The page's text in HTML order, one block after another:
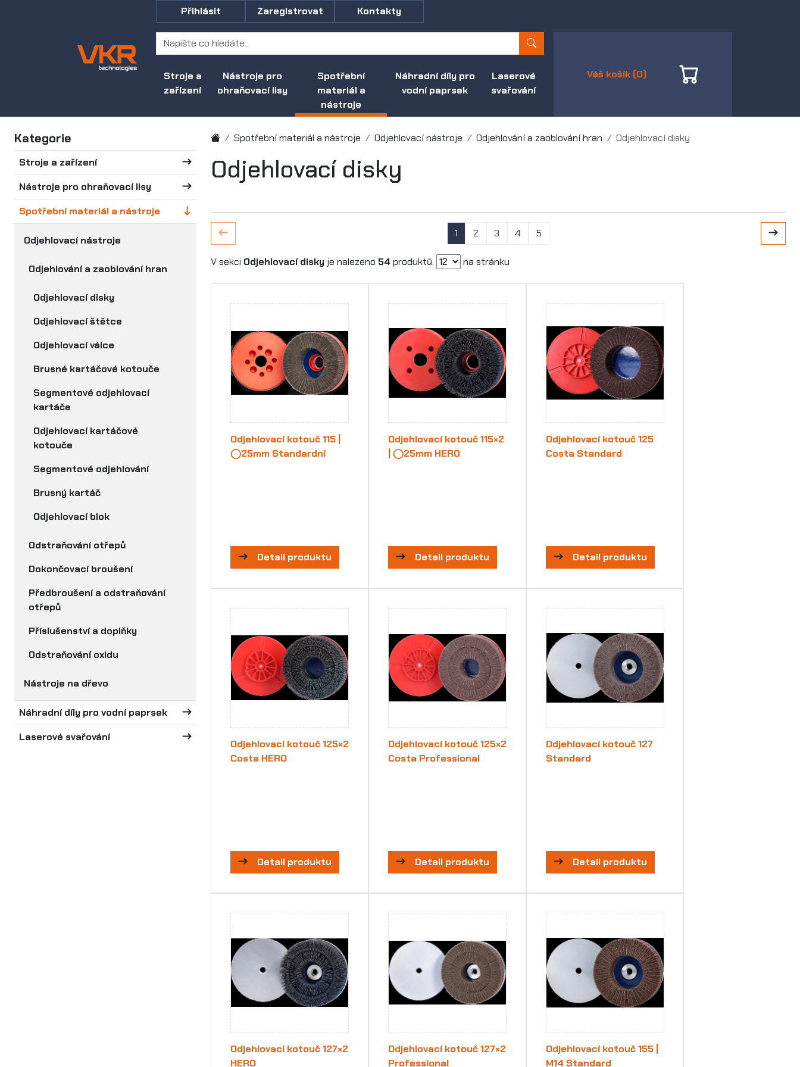
Stroje a
zařízení
Nástroje pro
ohraňovací lisy
Spotřební
materiál a
nástroje
Náhradní díly pro
vodní paprsek
Laserové
svařování
Přihlásit Zaregistrovat Kontakty
Váš košík (0)
Kategorie
Stroje a zařízení
Nástroje pro ohraňovací lisy
Spotřební materiál a nástroje
Odjehlovací nástroje
Odjehlování a zaoblování hran
Odjehlovací disky
Odjehlovací štětce
Odjehlovací válce
Brusné kartáčové kotouče
Segmentové odjehlovací
kartáče
Odjehlovací kartáčové
kotouče
Segmentové odjehlování
Brusný kartáč
Odjehlovací blok
Odstraňování otřepů
Dokončovací broušení
Předbroušení a odstraňování
otřepů
Příslušenství a doplňky
Odstraňování oxidu
Nástroje na dřevo
Náhradní díly pro vodní paprsek
Laserové svařování
Spotřební materiál a nástroje Odjehlovací nástroje Odjehlování a zaoblování hran Odjehlovací disky
Odjehlovací disky
1 2 3 4 5
V sekci Odjehlovací disky je nalezeno 54 produktů. na stránku
Odjehlovací kotouč 115 |
◯25mm Standardní
Detail produktu
Odjehlovací kotouč 115×2
| ◯25mm HERO
Detail produktu
Odjehlovací kotouč 125
Costa Standard
Detail produktu
Odjehlovací kotouč 125×2
Costa HERO
Detail produktu
Odjehlovací kotouč 125×2
Costa Professional
Detail produktu
Odjehlovací kotouč 127
Standard
Detail produktu
Odjehlovací kotouč 127×2
HERO
Odjehlovací kotouč 127×2
Professional
Odjehlovací kotouč 155 |
M14 Standard